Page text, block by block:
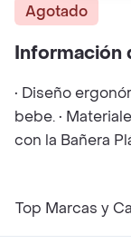
Agotado
Información
• Diseño
bebe. •
con la Bañera
Top Marcas y